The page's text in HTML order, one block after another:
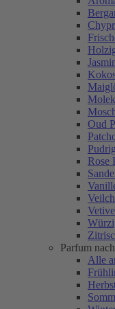
Oud
Rose
Parfum
Alle